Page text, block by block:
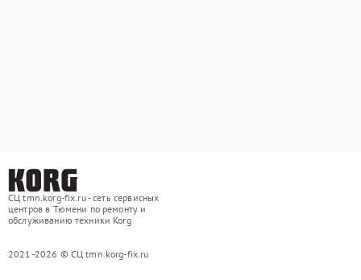
СЦ tmn.korg-fix.ru - сеть сервисных
центров в Тюмени по ремонту и
обслуживанию техники Korg
2021-2026 © СЦ tmn.korg-fix.ru